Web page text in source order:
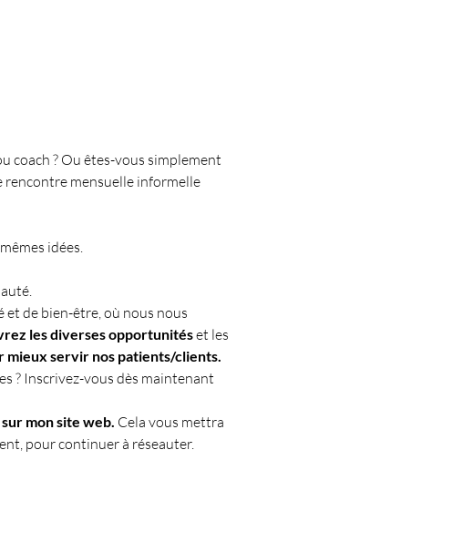
coach ? Ou êtes-vous simplement
rencontre mensuelle informelle
idées.
et de bien-être, où nous nous
les diverses opportunités et les
mieux servir nos patients/clients.
? Inscrivez-vous dès maintenant
mon site web. Cela vous mettra
pour continuer à réseauter.